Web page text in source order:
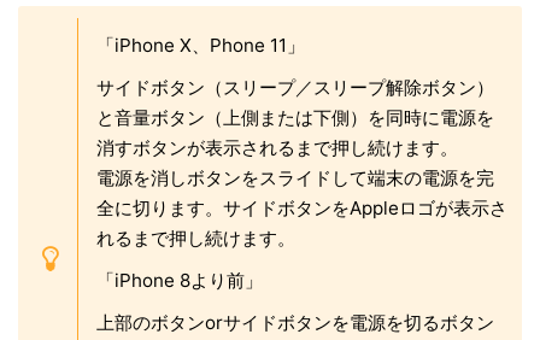
「iPhone X、Phone 11」
サイドボタン（スリープ／スリープ解除ボタン）
と音量ボタン（上側または下側）を同時に電源を
消すボタンが表示されるまで押し続けます。
電源を消しボタンをスライドして端末の電源を完
全に切ります。サイドボタンをAppleロゴが表示さ
れるまで押し続けます。
「iPhone 8より前」
上部のボタンorサイドボタンを電源を切るボタン